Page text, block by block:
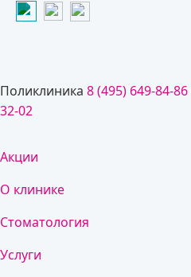
Поликлиника 8 (495) 649-84-86
32-02
Акции
О клинике
Стоматология
Услуги